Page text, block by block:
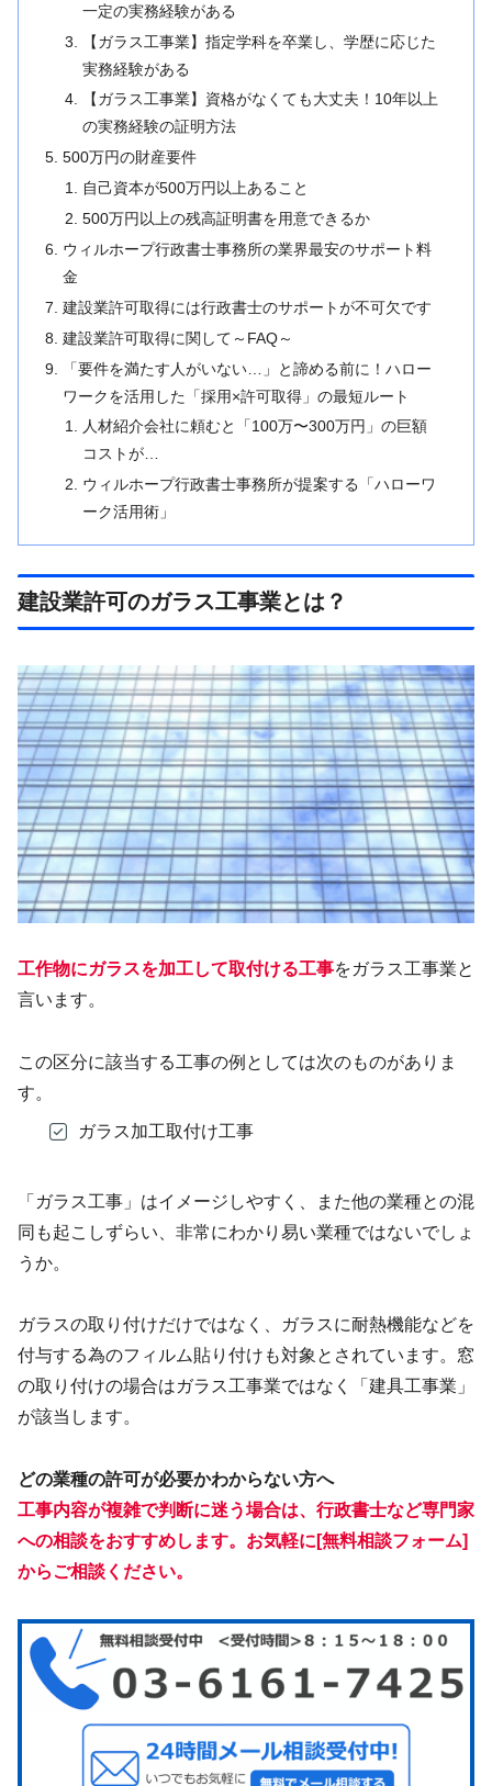
一定の実務経験がある
【ガラス工事業】指定学科を卒業し、学歴に応じた
実務経験がある
【ガラス工事業】資格がなくても大丈夫！10年以上
の実務経験の証明方法
500万円の財産要件
自己資本が500万円以上あること
500万円以上の残高証明書を用意できるか
ウィルホープ行政書士事務所の業界最安のサポート料
金
建設業許可取得には行政書士のサポートが不可欠です
建設業許可取得に関して～FAQ～
「要件を満たす人がいない…」と諦める前に！ハロー
ワークを活用した「採用×許可取得」の最短ルート
人材紹介会社に頼むと「100万〜300万円」の巨額
コストが…
ウィルホープ行政書士事務所が提案する「ハローワ
ーク活用術」
建設業許可のガラス工事業とは？
工作物にガラスを加工して取付ける工事をガラス工事業と
言います。
この区分に該当する工事の例としては次のものがありま
す。
ガラス加工取付け工事
「ガラス工事」はイメージしやすく、また他の業種との混
同も起こしずらい、非常にわかり易い業種ではないでしょ
うか。
ガラスの取り付けだけではなく、ガラスに耐熱機能などを
付与する為のフィルム貼り付けも対象とされています。窓
の取り付けの場合はガラス工事業ではなく「建具工事業」
が該当します。
どの業種の許可が必要かわからない方へ
工事内容が複雑で判断に迷う場合は、行政書士など専門家
への相談をおすすめします。お気軽に[無料相談フォーム]
からご相談ください。